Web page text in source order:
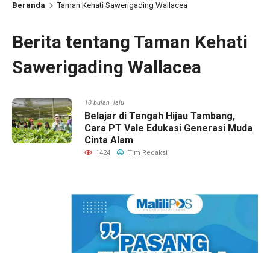
Beranda Taman Kehati Sawerigading Wallacea
Berita tentang Taman Kehati
Sawerigading Wallacea
10 bulan lalu
Belajar di Tengah Hijau Tambang,
Cara PT Vale Edukasi Generasi Muda
Cinta Alam
1424 Tim Redaksi